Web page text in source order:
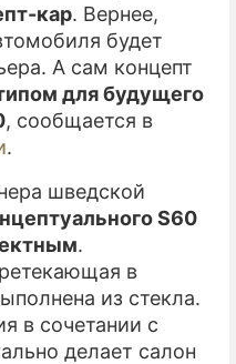
СОННИК
СТИЛЬ ЖИЗНИ
СЕРИАЛЫ
ПРЕСС-РЕЛИЗЫ
О ПРОЕКТЕ
кар. Вернее,
будет
А сам концепт
для будущего
, сообщается в
.
шведской
S60
.
в
из стекла.
в сочетании с
делает салон